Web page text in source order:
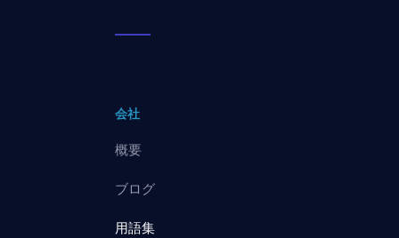
会社
概要
ブログ
用語集